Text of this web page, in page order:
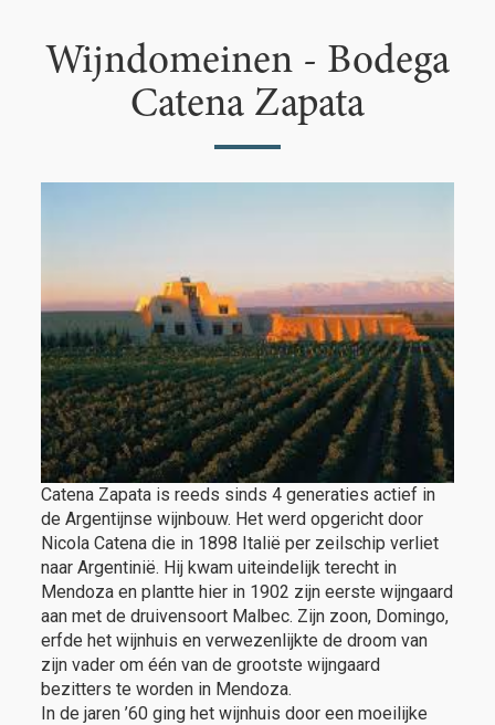
Wijndomeinen - Bodega
Catena Zapata
Catena Zapata is reeds sinds 4 generaties actief in
de Argentijnse wijnbouw. Het werd opgericht door
Nicola Catena die in 1898 Italië per zeilschip verliet
naar Argentinië. Hij kwam uiteindelijk terecht in
Mendoza en plantte hier in 1902 zijn eerste wijngaard
aan met de druivensoort Malbec. Zijn zoon, Domingo,
erfde het wijnhuis en verwezenlijkte de droom van
zijn vader om één van de grootste wijngaard
bezitters te worden in Mendoza.
In de jaren ’60 ging het wijnhuis door een moeilijke